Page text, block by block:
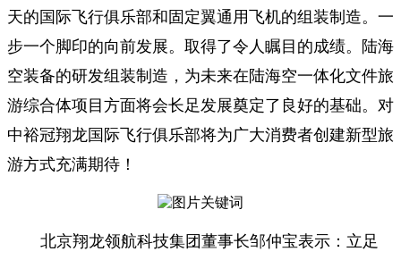
天的国际飞行俱乐部和固定翼通用飞机的组装制造。一
步一个脚印的向前发展。取得了令人瞩目的成绩。陆海
空装备的研发组装制造，为未来在陆海空一体化文件旅
游综合体项目方面将会长足发展奠定了良好的基础。对
中裕冠翔龙国际飞行俱乐部将为广大消费者创建新型旅
游方式充满期待！
北京翔龙领航科技集团董事长邹仲宝表示：立足